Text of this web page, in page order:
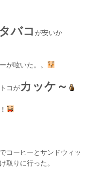
タバコ が安いか
が呟いた。。
コがカッケ～
コーヒーとサンドウィッ
取りに行った。